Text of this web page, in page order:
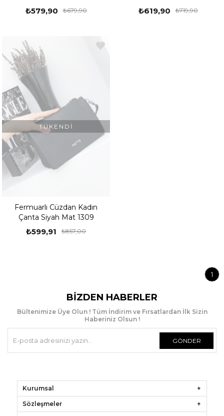
₺579,90 ₺679,90 ₺619,90 ₺719,90
TÜKENDI
Fermuarlı Cüzdan Kadın
Çanta Siyah Mat 1309
₺599,91 ₺857,00
1
BIZDEN HABERLER
Bültenimize Üye Olun ! Tüm İndirim ve Fırsatlardan İlk Sizin
Haberiniz Olsun !
GÖNDER
Kurumsal
Sözleşmeler